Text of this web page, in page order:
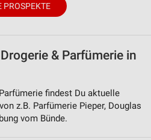
PROSPEKTE
& Parfümerie in
findest Du aktuelle
z.B. Parfümerie Pieper, Douglas
vom Bünde.